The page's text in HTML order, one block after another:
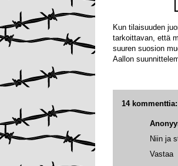
Kun tilaisuuden
tarkoittavan, että
suuren suosion
Aallon
14 kommenttia:
Niin ja
Vastaa